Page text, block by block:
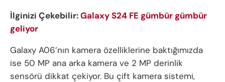
İlginizi Çekebilir:Galaxy S24 FE gümbür gümbür
geliyor
Galaxy A06’nın kamera özelliklerine baktığımızda
ise 50 MP ana arka kamera ve 2 MP derinlik
sensörü dikkat çekiyor. Bu çift kamera sistemi,